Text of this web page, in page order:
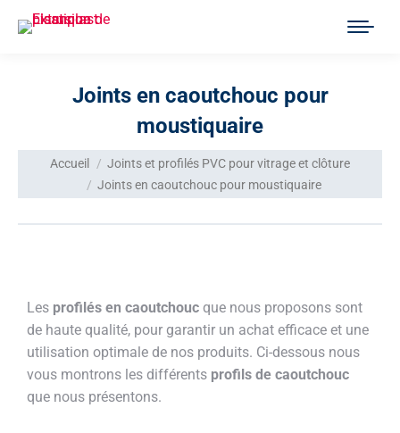
Joints en caoutchouc pour
moustiquaire
Vous êtes ici :
Accueil
Joints et profilés PVC pour vitrage et clôture
Joints en caoutchouc pour moustiquaire
Les profilés en caoutchouc que nous proposons sont
de haute qualité, pour garantir un achat efficace et une
utilisation optimale de nos produits. Ci-dessous nous
vous montrons les différents profils de caoutchouc
que nous présentons.